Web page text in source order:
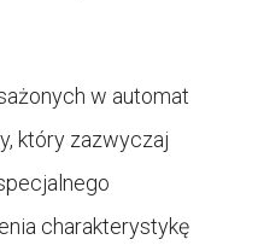
w automat
który zazwyczaj
charakterystykę